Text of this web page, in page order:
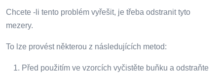
Chcete -li tento problém vyřešit, je třeba odstranit tyto
mezery.
To lze provést některou z následujících metod:
Před použitím ve vzorcích vyčistěte buňku a odstraňte